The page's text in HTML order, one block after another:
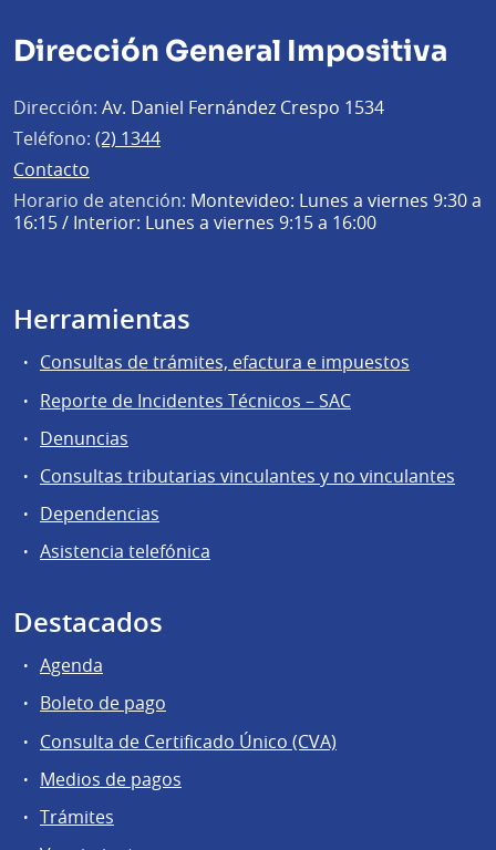
Dirección General Impositiva
Dirección: Av. Daniel Fernández Crespo 1534
Teléfono: (2) 1344
Contacto
Horario de atención: Montevideo: Lunes a viernes 9:30 a
16:15 / Interior: Lunes a viernes 9:15 a 16:00
Herramientas
Consultas de trámites, efactura e impuestos
Reporte de Incidentes Técnicos – SAC
Denuncias
Consultas tributarias vinculantes y no vinculantes
Dependencias
Asistencia telefónica
Destacados
Agenda
Boleto de pago
Consulta de Certificado Único (CVA)
Medios de pagos
Trámites